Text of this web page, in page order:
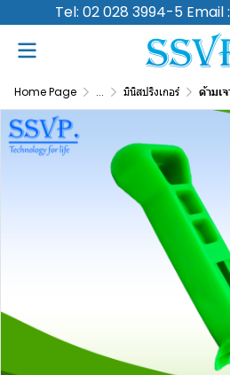
Tel: 02 028 3994-5 Email
Home Page ... มินิสปริงเกอร์ ด้ามเจาะ